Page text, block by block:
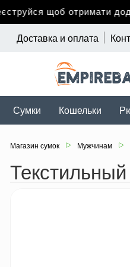
щоб отримати
Доставка и оплата
Сумки Кошельки
Магазин сумок Мужчинам